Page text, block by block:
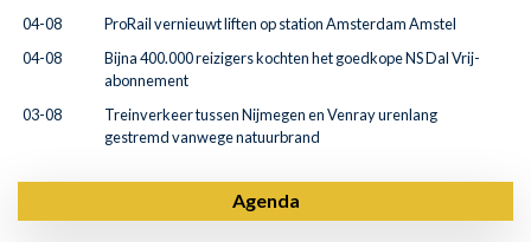
04-08
ProRail vernieuwt liften op station Amsterdam Amstel
04-08
Bijna 400.000 reizigers kochten het goedkope NS Dal Vrij-
abonnement
03-08
Treinverkeer tussen Nijmegen en Venray urenlang
gestremd vanwege natuurbrand
Agenda